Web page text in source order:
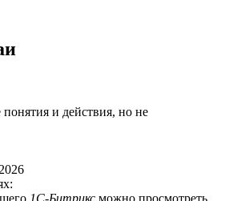
и действия, но не
1С-Битрикс можно просмотреть